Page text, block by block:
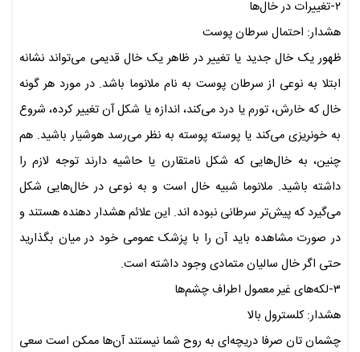
۲-تغییرات در خال‌ها
هشدار: احتمال سرطان پوست
ظهور یک خال جدید یا تغییر در ظاهر یک خال قدیمی می‌تواند نشانه
ابتلا به نوعی از سرطان پوست به نام ملانوما باشد. در مورد هر گونه
خال که خارش، تورم یا درد می‌کند، اندازه یا شکل آن تغییر کرده، شروع
به خونریزی می‌کند یا پوسته پوسته به نظر می‌رسد هوشیار باشید. هم
چنین، به خال‌هایی که شکل نامتقارن یا حاشیه دارند توجه لازم را
داشته باشید. ملانوما شبیه خال است و به نوعی در خال‌هایی شکل
می‌گیرد که پیش‌تر سرطانی نبوده اند. این علائم هشدار دهنده هستند و
در صورت مشاهده باید آن را با پزشک عمومی خود در میان بگذارید
حتی اگر خال سالیان متمادی وجود داشته است.
۳-لکه‌های غیر معمول اطراف چشم‌ها
هشدار: کلسترول بالا
چشمان تان صرفا دریچه‌ای به روح شما نیستند آن‌ها ممکن است سعی